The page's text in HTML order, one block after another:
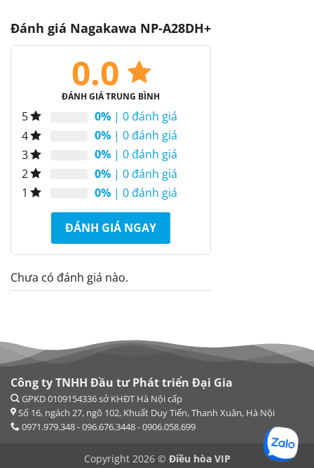
Đánh giá Nagakawa NP-A28DH+
0.0
ĐÁNH GIÁ TRUNG BÌNH
5 0% | 0 đánh giá
4
0% | 0 đánh giá
3
0% | 0 đánh giá
2
0% | 0 đánh giá
1
0% | 0 đánh giá
ĐÁNH GIÁ NGAY
Chưa có đánh giá nào.
Công ty TNHH Đầu tư Phát triển Đại Gia
Copyright 2026 © Điều hòa VIP